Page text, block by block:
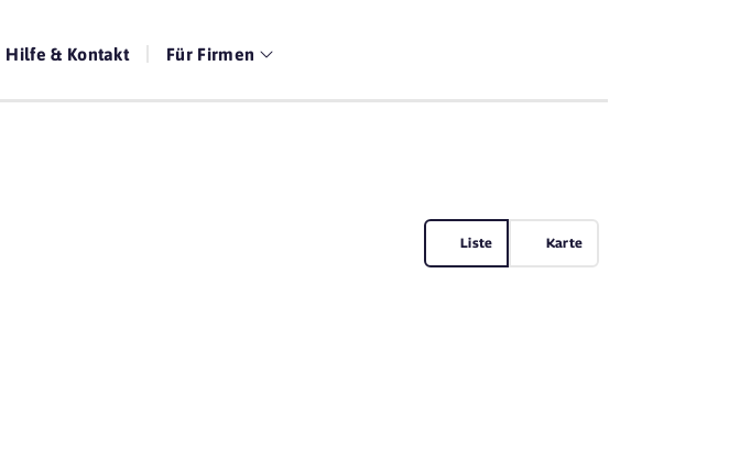
Hilfe & Kontakt Für Firmen
Liste Karte